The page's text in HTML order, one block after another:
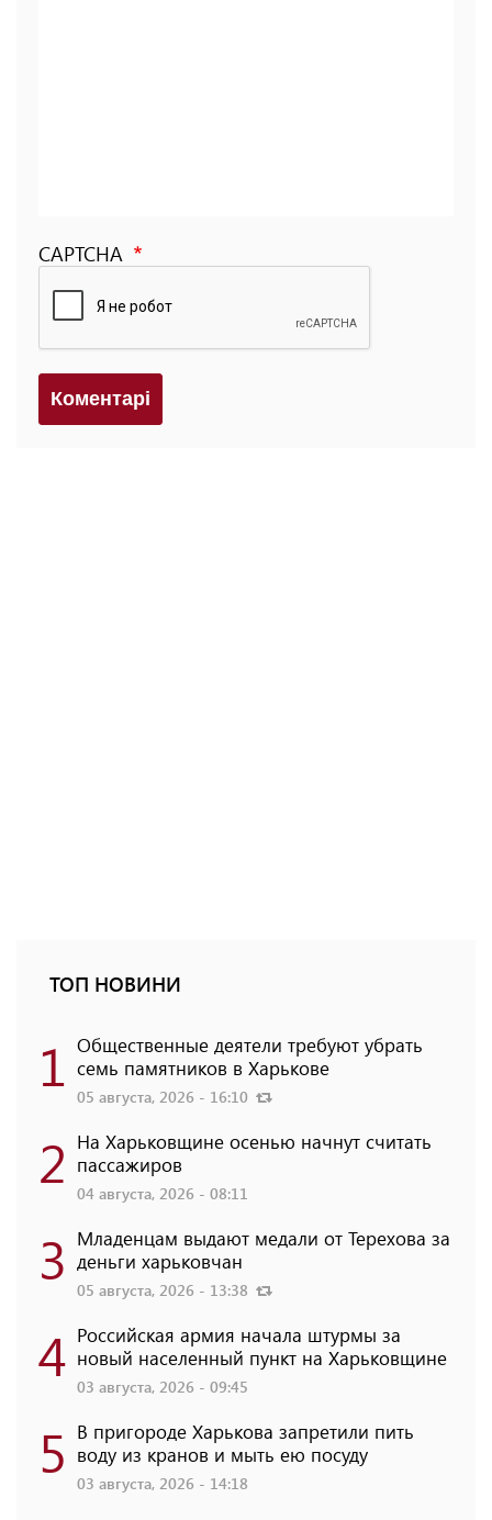
CAPTCHA
Коментарi
ТОП НОВИНИ
1 Общественные деятели требуют убрать
семь памятников в Харькове
05 августа, 2026 - 16:10
2 На Харьковщине осенью начнут считать
пассажиров
04 августа, 2026 - 08:11
3 Младенцам выдают медали от Терехова за
деньги харьковчан
05 августа, 2026 - 13:38
4 Российская армия начала штурмы за
новый населенный пункт на Харьковщине
03 августа, 2026 - 09:45
5 В пригороде Харькова запретили пить
воду из кранов и мыть ею посуду
03 августа, 2026 - 14:18